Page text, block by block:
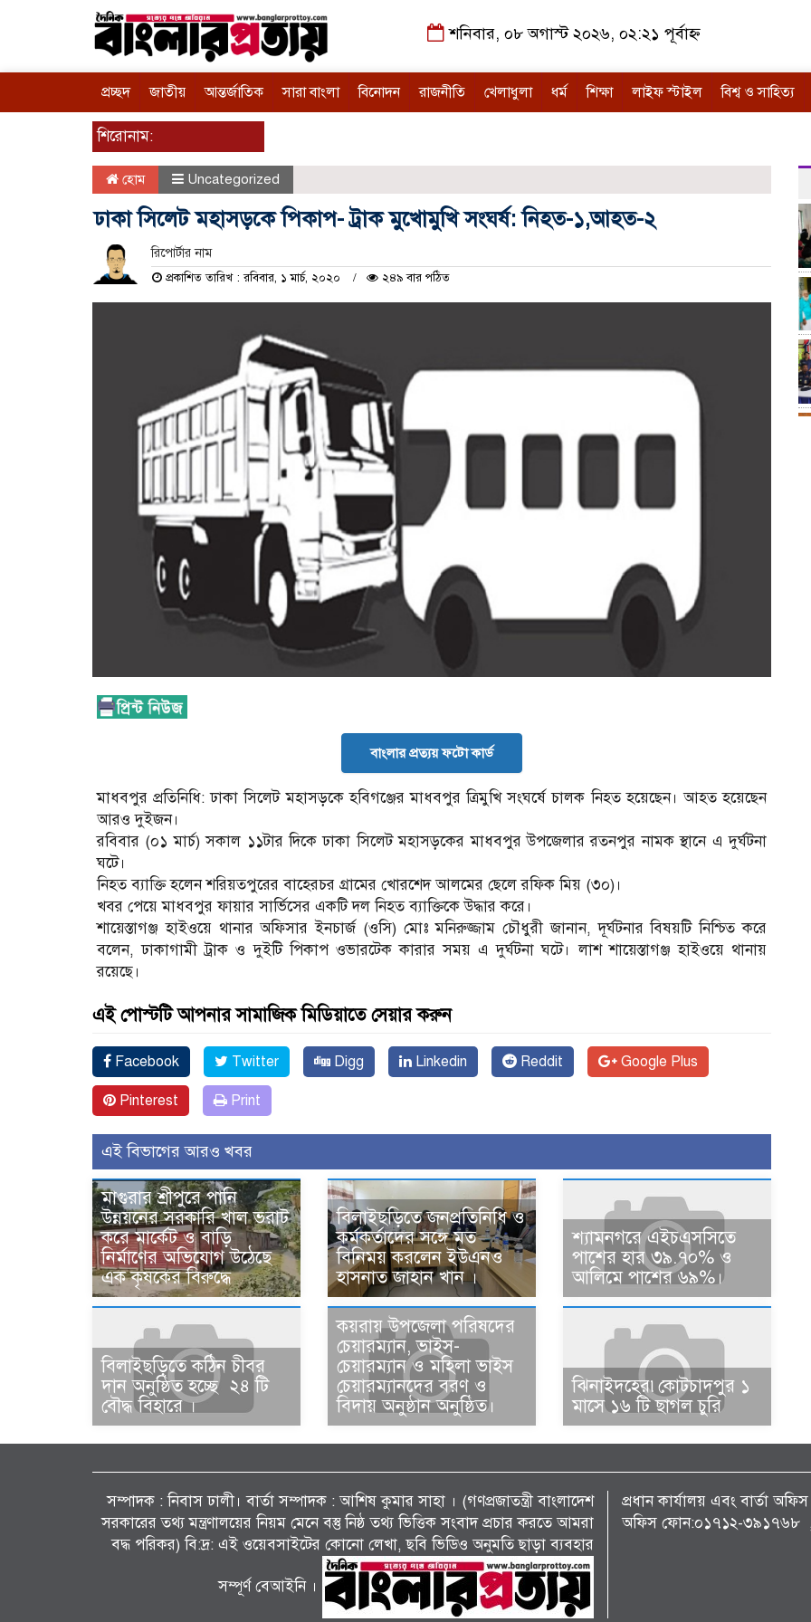
শনিবার, ০৮ অগাস্ট ২০২৬, ০২:২১ পূর্বাহ্ন
প্রচ্ছদ জাতীয় আন্তর্জাতিক সারা বাংলা বিনোদন রাজনীতি খেলাধুলা ধর্ম শিক্ষা লাইফ স্টাইল বিশ্ব ও সাহিত্য
শিরোনাম:
হোম Uncategorized
ঢাকা সিলেট মহাসড়কে পিকাপ- ট্রাক মুখোমুখি সংঘর্ষ: নিহত-১,আহত-২
রিপোর্টার নাম
প্রকাশিত তারিখ : রবিবার, ১ মার্চ, ২০২০ ২৪৯ বার পঠিত
বাংলার প্রত্যয় ফটো কার্ড
মাধবপুর প্রতিনিধি: ঢাকা সিলেট মহাসড়কে হবিগঞ্জের মাধবপুর ত্রিমুখি সংঘর্ষে চালক নিহত হয়েছেন। আহত হয়েছেন
আরও দুইজন।
রবিবার (০১ মার্চ) সকাল ১১টার দিকে ঢাকা সিলেট মহাসড়কের মাধবপুর উপজেলার রতনপুর নামক স্থানে এ দুর্ঘটনা
ঘটে।
নিহত ব্যাক্তি হলেন শরিয়তপুরের বাহেরচর গ্রামের খোরশেদ আলমের ছেলে রফিক মিয় (৩০)।
খবর পেয়ে মাধবপুর ফায়ার সার্ভিসের একটি দল নিহত ব্যাক্তিকে উদ্ধার করে।
শায়েস্তাগঞ্জ হাইওয়ে থানার অফিসার ইনচার্জ (ওসি) মোঃ মনিরুজ্জাম চৌধুরী জানান, দূর্ঘটনার বিষয়টি নিশ্চিত করে
বলেন, ঢাকাগামী ট্রাক ও দুইটি পিকাপ ওভারটেক কারার সময় এ দুর্ঘটনা ঘটে। লাশ শায়েস্তাগঞ্জ হাইওয়ে থানায়
রয়েছে।
এই পোস্টটি আপনার সামাজিক মিডিয়াতে সেয়ার করুন
Facebook Twitter Digg Linkedin Reddit Google Plus
Pinterest Print
এই বিভাগের আরও খবর
মাগুরার শ্রীপুরে পানি
উন্নয়নের সরকারি খাল ভরাট
করে মার্কেট ও বাড়ি
নির্মাণের অভিযোগ উঠেছে
এক কৃষকের বিরুদ্ধে
বিলাইছড়িতে জনপ্রতিনিধি ও
কর্মকর্তাদের সঙ্গে মত
বিনিময় করলেন ইউএনও
হাসনাত জাহান খান ।
শ্যামনগরে এইচএসসিতে
পাশের হার ৩৯.৭০% ও
আলিমে পাশের ৬৯%।
বিলাইছড়িতে কঠিন চীবর
দান অনুষ্ঠিত হচ্ছে ২৪ টি
বৌদ্ধ বিহারে ।
কয়রায় উপজেলা পরিষদের
চেয়ারম্যান, ভাইস-
চেয়ারম্যান ও মহিলা ভাইস
চেয়ারম্যানদের বরণ ও
বিদায় অনুষ্ঠান অনুষ্ঠিত।
ঝিনাইদহের৷কোটচাদপুর ১
মাসে ১৬ টি ছাগল চুরি
সম্পাদক : নিবাস ঢালী। বার্তা সম্পাদক : আশিষ কুমাৱ সাহা । (গণপ্রজাতন্ত্রী বাংলাদেশ
সরকারের তথ্য মন্ত্রণালয়ের নিয়ম মেনে বস্তু নিষ্ঠ তথ্য ভিত্তিক সংবাদ প্রচার করতে আমরা
বদ্ধ পরিকর) বি:দ্র: এই ওয়েবসাইটের কোনো লেখা, ছবি ভিডিও অনুমতি ছাড়া ব্যবহার
সম্পূর্ণ বেআইনি ।
প্রধান কার্যালয় এবং বার্তা
অফিস ফোন:০১৭১২-৩৯১৭৬৮